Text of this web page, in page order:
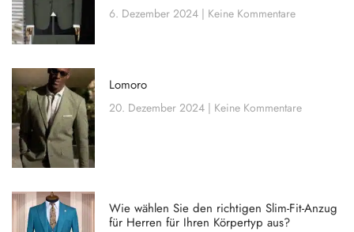
6. Dezember 2024 Keine Kommentare
Lomoro
20. Dezember 2024 Keine Kommentare
Wie wählen Sie den richtigen Slim-Fit-Anzug
für Herren für Ihren Körpertyp aus?